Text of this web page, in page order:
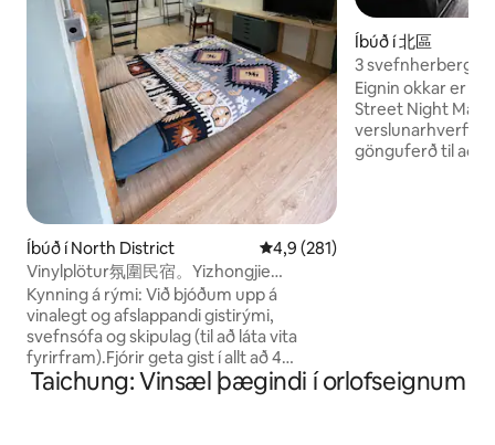
Íbúð í North District 4,9 af 5 í meðaleinkunn, 281
4,9 (281)
Vinylplötur氛圍民宿。Yizhongjie
Zhongjie Department Store er í 5
mínútna göngufjarlægð og það eru
ýmsar tegundir af veitingastöðum í
nágrenninu og það er mjög rólegt.
Kynning á rými: Við bjóðum upp á
vinalegt og afslappandi gistirými,
svefnsófa og skipulag (til að láta vita
fyrirfram).Fjórir geta gist í allt að 4
manns.Engar einnota snyrtivörur eru í
boði (svo sem tannbursti, tannkrem)
Íbúð í 北區
3 svefnherbergi, 2
eldhús ~
nálægt Yizhong
Business District)
Department
Eignin okkar er
Street Night
verslunarhverfi),
gönguferð til að
þú þarft að
grunnfjöldi gesta
Taichung: Vinsæl þægindi í orlofseignum